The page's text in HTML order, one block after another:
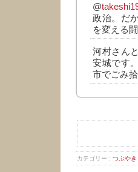
@
政治。だ
を変える
河村さん
安城です
市でごみ
カテゴリー : つぶやき